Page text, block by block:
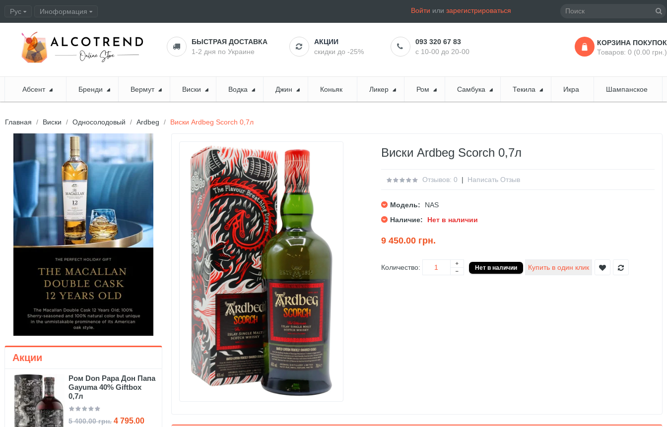
Рус Иноформация Войти илизарегистрироваться
БЫСТРАЯ ДОСТАВКА
1-2 дня по Украине
АКЦИИ
скидки до -25%
093 320 67 83
с 10-00 до 20-00
КОРЗИНА ПОКУПОК
Товаров: 0 (0.00 грн.)
Абсент Бренди Вермут Виски Водка Джин Коньяк Ликер Ром Самбука Текила Икра Шампанское
Главная Виски Односолодовый Ardbeg Виски Ardbeg Scorch 0,7л
Акции
Ром Don Papa Дон Папа
Gayuma 40% Giftbox
0,7л
5 400.00 грн. 4 795.00
Виски Ardbeg Scorch 0,7л
Отзывов: 0 | Написать Отзыв
Модель:
NAS
Наличие:
Нет в наличии
9 450.00 грн.
Количество: